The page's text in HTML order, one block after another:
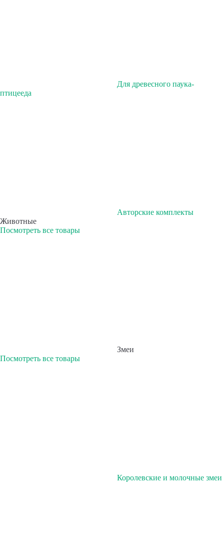
Для древесного паука-
птицееда
Авторские комплекты
Животные
Посмотреть все товары
Змеи
Посмотреть все товары
Королевские и молочные змеи